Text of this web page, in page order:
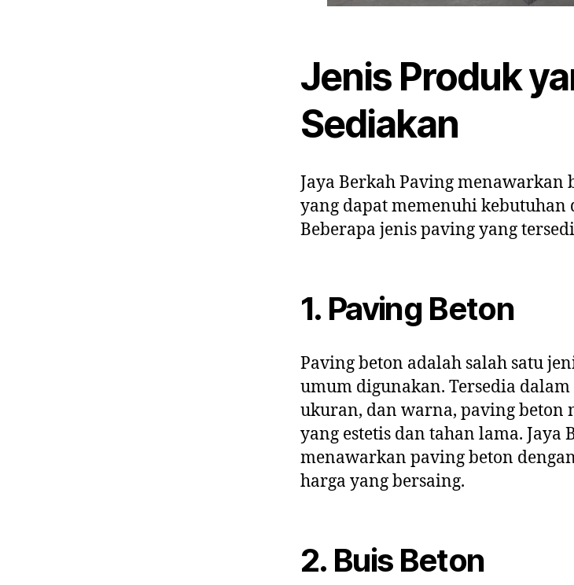
Jenis Produk
Sediakan
Jaya Berkah Paving menawarkan
yang dapat memenuhi kebutuhan
Beberapa jenis paving yang
1. Paving Beton
Paving beton adalah salah satu
umum digunakan. Tersedia
ukuran, dan warna, paving beton
yang estetis dan tahan lama. Jaya
menawarkan paving beton
harga yang bersaing.
2. Buis Beton